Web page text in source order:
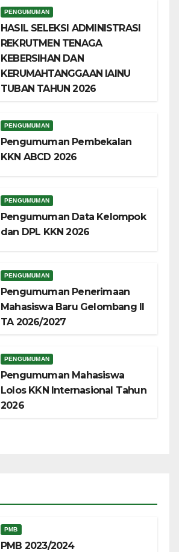
PENGUMUMAN
HASIL SELEKSI ADMINISTRASI
REKRUTMEN TENAGA
KEBERSIHAN DAN
KERUMAHTANGGAAN IAINU
TUBAN TAHUN 2026
PENGUMUMAN
Pengumuman Pembekalan
KKN ABCD 2026
PENGUMUMAN
Pengumuman Data Kelompok
dan DPL KKN 2026
PENGUMUMAN
Pengumuman Penerimaan
Mahasiswa Baru Gelombang II
TA 2026/2027
PENGUMUMAN
Pengumuman Mahasiswa
Lolos KKN Internasional Tahun
2026
PMB
PMB 2023/2024